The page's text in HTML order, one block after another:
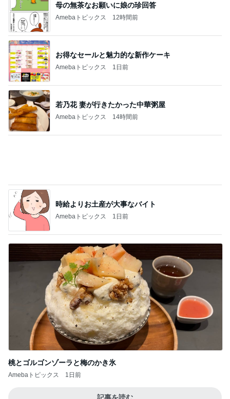
母の無茶なお願いに娘の珍回答
Amebaトピックス 12時間前
お得なセールと魅力的な新作ケーキ
Amebaトピックス 1日前
若乃花 妻が行きたかった中華粥屋
Amebaトピックス 14時間前
時給よりお土産が大事なバイト
Amebaトピックス 1日前
桃とゴルゴンゾーラと梅のかき氷
Amebaトピックス 1日前